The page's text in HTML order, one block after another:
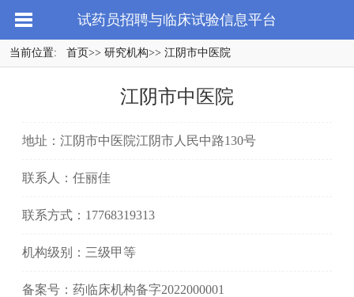
试药员招聘与临床试验信息平台
当前位置: 首页>> 研究机构>> 江阴市中医院
江阴市中医院
地址：江阴市中医院江阴市人民中路130号
联系人：任丽佳
联系方式：17768319313
机构级别：三级甲等
备案号：药临床机构备字2022000001